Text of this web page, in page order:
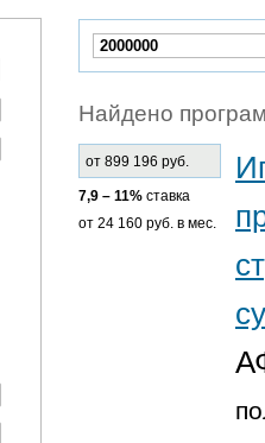
Найдено
от 899 196 руб.
7,9 – 11% ставка
от 24 160 руб. в мес.